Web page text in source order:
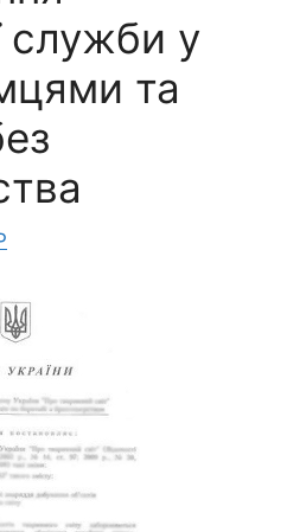
служби у
та